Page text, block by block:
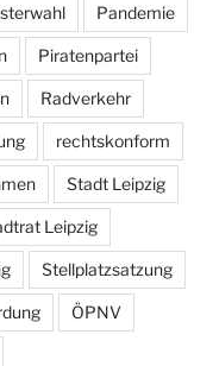
Pandemie
Piratenpartei
Radverkehr
rechtskonform
Stadt Leipzig
Leipzig
Stellplatzsatzung
ÖPNV